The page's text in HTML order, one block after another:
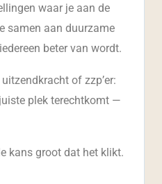
waar je aan de
samen aan duurzame
beter van wordt.
of zzp’er:
plek terechtkomt —
kans groot dat het klikt.